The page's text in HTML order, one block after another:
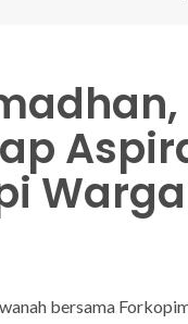
Warga
bersama